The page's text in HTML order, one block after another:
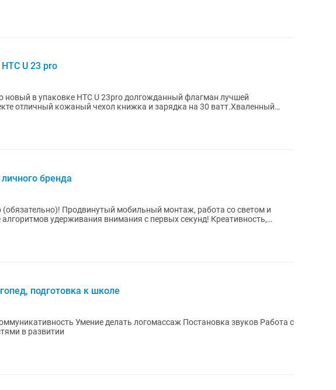
U 23 pro
новый в упаковке HTC U 23pro долгожданный флагман лучшей
отличный кожаный чехол книжка и зарядка на 30 ватт.Хваленный
бренда
(обязательно)! Продвинутый мобильный монтаж, работа со светом и
удерживания внимания с первых секунд! Креативность,
подготовка к школе
Умение делать логомассаж Постановка звуков Работа с
в развитии